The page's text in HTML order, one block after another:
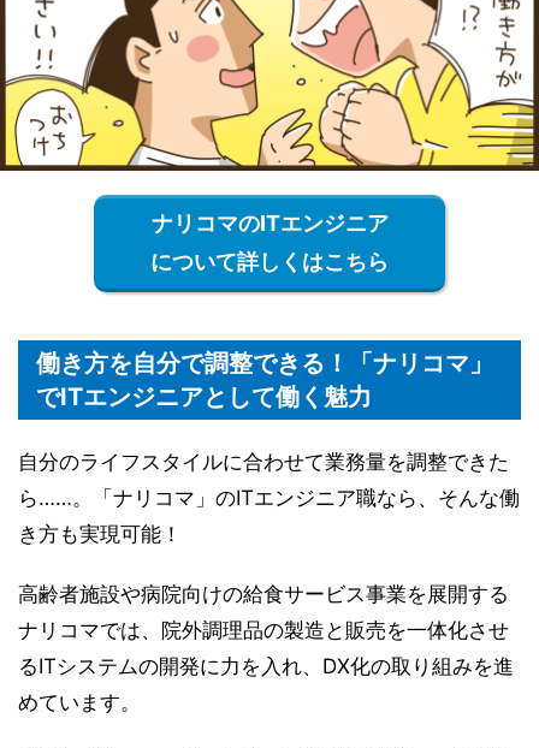
ナリコマのITエンジニア
について詳しくはこちら
働き方を自分で調整できる！「ナリコマ」
でITエンジニアとして働く魅力
自分のライフスタイルに合わせて業務量を調整できた
ら……。「ナリコマ」のITエンジニア職なら、そんな働
き方も実現可能！
高齢者施設や病院向けの給食サービス事業を展開する
ナリコマでは、院外調理品の製造と販売を一体化させ
るITシステムの開発に力を入れ、DX化の取り組みを進
めています。